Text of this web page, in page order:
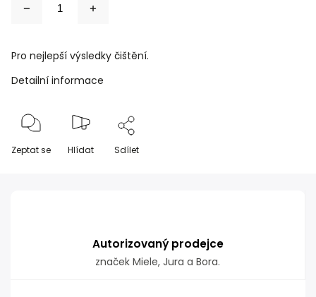
Pro nejlepší výsledky čištění.
Detailní informace
Zeptat se Hlídat Sdílet
Autorizovaný prodejce
značek Miele, Jura a Bora.